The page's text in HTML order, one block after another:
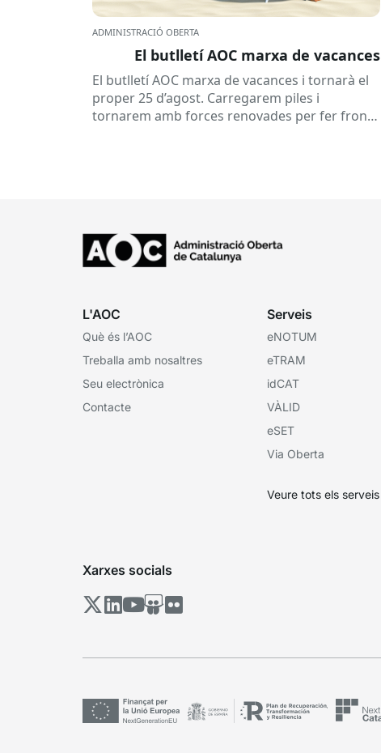
ADMINISTRACIÓ OBERTA
El butlletí AOC marxa de vacances
El butlletí AOC marxa de vacances i tornarà el
proper 25 d’agost. Carregarem piles i
tornarem amb forces renovades per fer front
L'AOC
Què és l’AOC
Treballa amb nosaltres
Seu electrònica
Contacte
Serveis
eNOTUM
eTRAM
idCAT
VÀLID
eSET
Via Oberta
Veure tots els serveis
Xarxes socials